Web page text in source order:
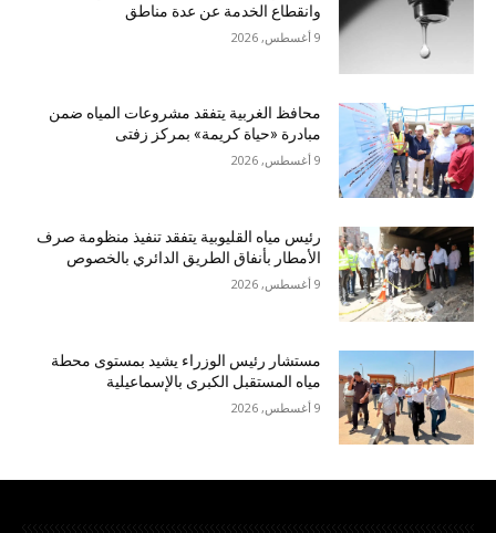
وانقطاع الخدمة عن عدة مناطق
9 أغسطس, 2026
محافظ الغربية يتفقد مشروعات المياه ضمن
مبادرة «حياة كريمة» بمركز زفتى
9 أغسطس, 2026
رئيس مياه القليوبية يتفقد تنفيذ منظومة صرف
الأمطار بأنفاق الطريق الدائري بالخصوص
9 أغسطس, 2026
مستشار رئيس الوزراء يشيد بمستوى محطة
مياه المستقبل الكبرى بالإسماعيلية
9 أغسطس, 2026